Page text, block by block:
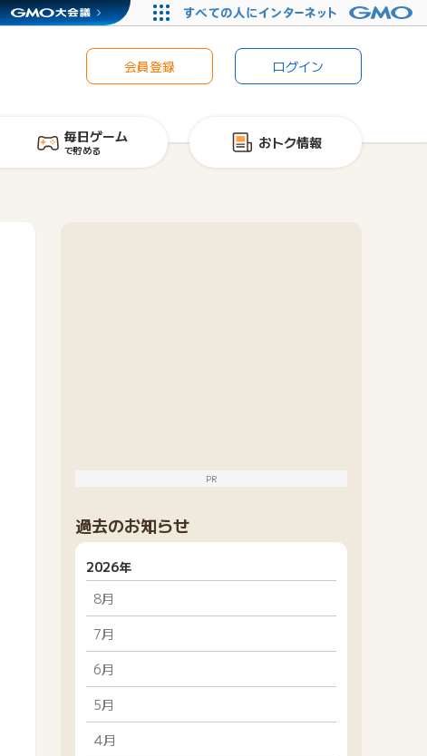
会員登録 ログイン
毎日ゲーム
で貯める おトク情報
PR
過去のお知らせ
2026年
8月
7月
6月
5月
4月